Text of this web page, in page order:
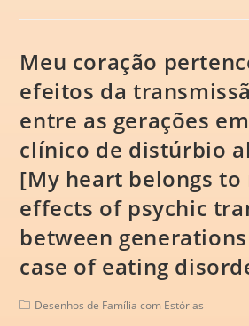
Meu coração
efeitos da
entre as gerações
clínico de distúrbio
[My heart belongs
effects of psychic
between
case of eating
Desenhos de Família com Estórias